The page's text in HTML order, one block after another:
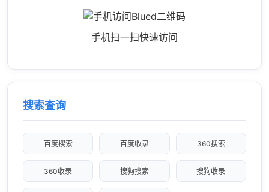
手机扫一扫快速访问
搜索查询
百度搜索 百度收录 360搜索
360收录 搜狗搜索 搜狗收录